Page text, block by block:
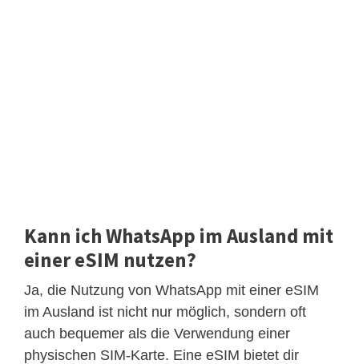
Kann ich WhatsApp im Ausland mit
einer eSIM nutzen?
Ja, die Nutzung von WhatsApp mit einer eSIM
im Ausland ist nicht nur möglich, sondern oft
auch bequemer als die Verwendung einer
physischen SIM-Karte. Eine eSIM bietet dir